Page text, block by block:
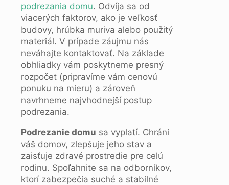
podrezania domu. Odvíja sa od
viacerých faktorov, ako je veľkosť
budovy, hrúbka muriva alebo použitý
materiál. V prípade záujmu nás
neváhajte kontaktovať. Na základe
obhliadky vám poskytneme presný
rozpočet (pripravíme vám cenovú
ponuku na mieru) a zároveň
navrhneme najvhodnejší postup
podrezania.
Podrezanie domu sa vyplatí. Chráni
váš domov, zlepšuje jeho stav a
zaisťuje zdravé prostredie pre celú
rodinu. Spoľahnite sa na odborníkov,
ktorí zabezpečia suché a stabilné